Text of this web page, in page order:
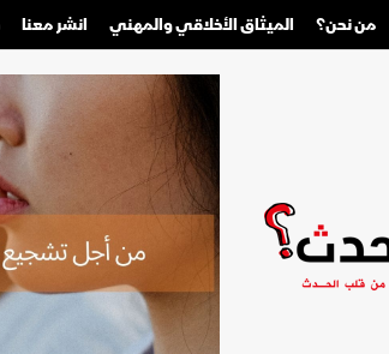
من نحن؟ الميثاق الأخلاقي والمهني انشر معنا